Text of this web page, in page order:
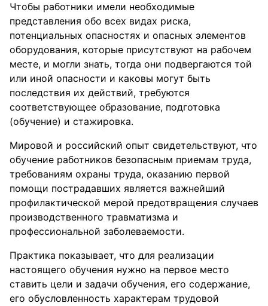
Чтобы работники имели необходимые
представления обо всех видах риска,
потенциальных опасностях и опасных элементов
оборудования, которые присутствуют на рабочем
месте, и могли знать, тогда они подвергаются той
или иной опасности и каковы могут быть
последствия их действий, требуются
соответствующее образование, подготовка
(обучение) и стажировка.
Мировой и российский опыт свидетельствуют, что
обучение работников безопасным приемам труда,
требованиям охраны труда, оказанию первой
помощи пострадавших является важнейший
профилактической мерой предотвращения случаев
производственного травматизма и
профессиональной заболеваемости.
Практика показывает, что для реализации
настоящего обучения нужно на первое место
ставить цели и задачи обучения, его содержание,
его обусловленность характерам трудовой